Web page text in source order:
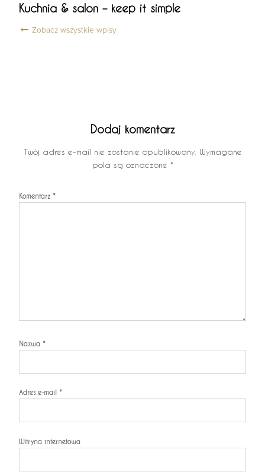
Kuchnia & salon – keep it simple
Zobacz wszystkie wpisy
Dodaj komentarz
Twój adres e-mail nie zostanie opublikowany. Wymagane
pola są oznaczone *
Komentarz *
Nazwa *
Adres e-mail *
Witryna internetowa